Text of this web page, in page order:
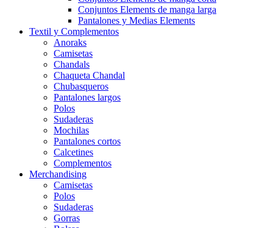
Conjuntos Elements de manga larga
Pantalones y Medias Elements
Textil y Complementos
Anoraks
Camisetas
Chandals
Chaqueta Chandal
Chubasqueros
Pantalones largos
Polos
Sudaderas
Mochilas
Pantalones cortos
Calcetines
Complementos
Merchandising
Camisetas
Polos
Sudaderas
Gorras